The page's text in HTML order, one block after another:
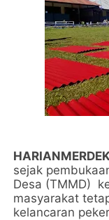
sejak
Desa (TMMD)
masyarakat
kelancaran